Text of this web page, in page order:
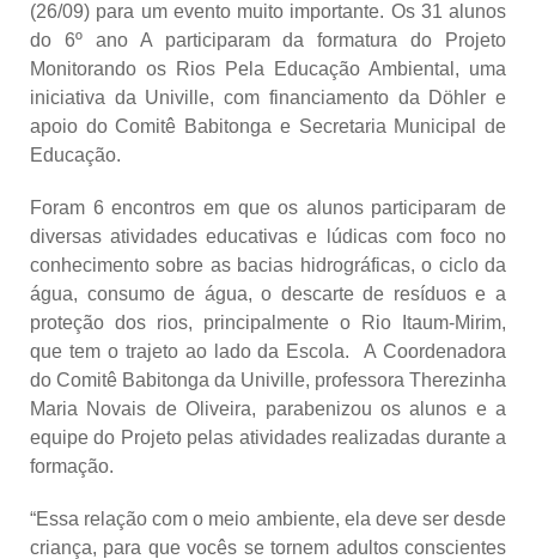
(26/09) para um evento muito importante. Os 31 alunos
do 6º ano A participaram da formatura do Projeto
Monitorando os Rios Pela Educação Ambiental, uma
iniciativa da Univille, com financiamento da Döhler e
apoio do Comitê Babitonga e Secretaria Municipal de
Educação.
Foram 6 encontros em que os alunos participaram de
diversas atividades educativas e lúdicas com foco no
conhecimento sobre as bacias hidrográficas, o ciclo da
água, consumo de água, o descarte de resíduos e a
proteção dos rios, principalmente o Rio Itaum-Mirim,
que tem o trajeto ao lado da Escola. A Coordenadora
do Comitê Babitonga da Univille, professora Therezinha
Maria Novais de Oliveira, parabenizou os alunos e a
equipe do Projeto pelas atividades realizadas durante a
formação.
“Essa relação com o meio ambiente, ela deve ser desde
criança, para que vocês se tornem adultos conscientes